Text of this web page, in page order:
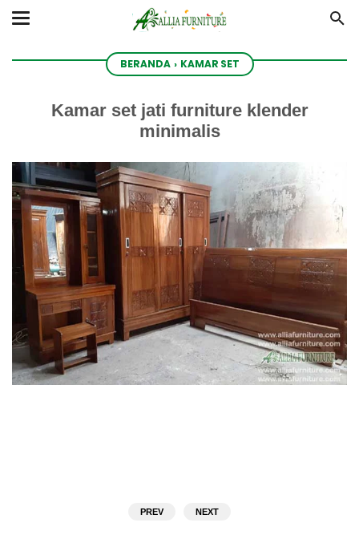
BERANDA › KAMAR SET
Kamar set jati furniture klender
minimalis
PREV NEXT